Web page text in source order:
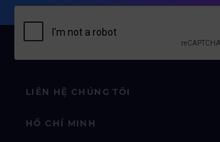
LIÊN HỆ CHÚNG TÔI
HỒ CHÍ MINH